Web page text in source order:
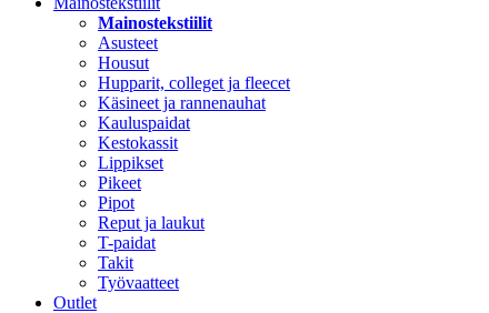
Mainostekstiilit
Asusteet
Housut
Hupparit, colleget ja fleecet
Käsineet ja rannenauhat
Kauluspaidat
Kestokassit
Lippikset
Pikeet
Pipot
Reput ja laukut
T-paidat
Takit
Työvaatteet
Outlet